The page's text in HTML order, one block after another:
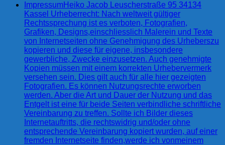
ImpressumHeiko Jacob Leuscherstraße 95 34134
Kassel Urheberrecht: Nach weltweit gültiger
Rechtssprechung ist es verboten, Fotografien,
Grafiken, Designs,einschliesslich Malerein und Texte
von Internetseiten ohne Genehmigung des Urheberszu
kopieren und diese für eigene, insbesondere
gewerbliche, Zwecke einzusetzen. Auch genehmigte
Kopien müssen mit einem korrekten Urhebervermerk
versehen sein. Dies gilt auch für alle hier gezeigten
Fotografien. Es können Nutzungsrechte erworben
werden. Aber die Art und Dauer der Nutzung und das
Entgelt ist eine für beide Seiten verbindliche schriftliche
Vereinbarung zu treffen. Sollte ich Bilder dieses
Internetauftritts, die rechtswidrig und/oder ohne
entsprechende Vereinbarung kopiert wurden, auf einer
fremden Internetseite finden,werde ich vonmeinem